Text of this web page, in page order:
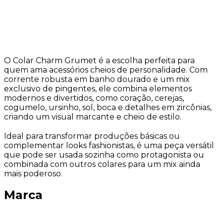
O Colar Charm Grumet é a escolha perfeita para
quem ama acessórios cheios de personalidade. Com
corrente robusta em banho dourado e um mix
exclusivo de pingentes, ele combina elementos
modernos e divertidos, como coração, cerejas,
cogumelo, ursinho, sol, boca e detalhes em zircônias,
criando um visual marcante e cheio de estilo.
Ideal para transformar produções básicas ou
complementar looks fashionistas, é uma peça versátil
que pode ser usada sozinha como protagonista ou
combinada com outros colares para um mix ainda
mais poderoso.
Marca